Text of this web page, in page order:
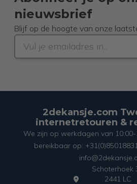
nieuwsbrief
Blijf op de hoogte van onze
2dekansje.com
internetretouren &
We zijn op werkdagen van
bereikbaar op:
Schoterhoek
2441 LC